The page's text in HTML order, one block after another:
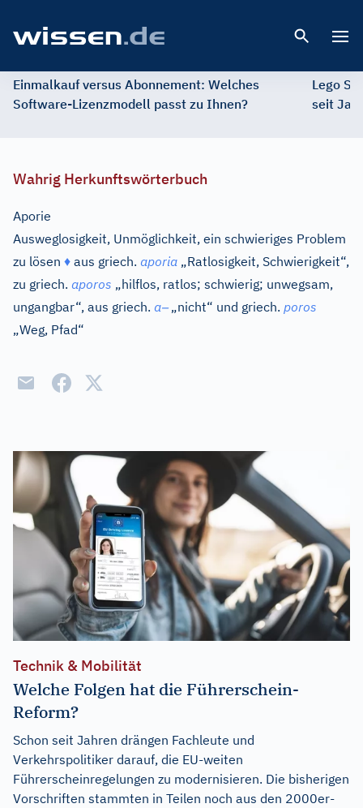
Einmalkauf versus Abonnement: Welches
Software-Lizenzmodell passt zu Ihnen?
Lego
seit
Wahrig Herkunftswörterbuch
Aporie
Ausweglosigkeit, Unmöglichkeit, ein schwieriges Problem
zu lösen ♦ aus griech. aporia „Ratlosigkeit, Schwierigkeit“,
zu griech. aporos „hilflos, ratlos; schwierig; unwegsam,
ungangbar“, aus griech. a–„nicht“ und griech. poros
„Weg, Pfad“
Technik & Mobilität
Welche Folgen hat die Führerschein-
Reform?
Schon seit Jahren drängen Fachleute und
Verkehrspolitiker darauf, die EU-weiten
Führerscheinregelungen zu modernisieren. Die bisherigen
Vorschriften stammten in Teilen noch aus den 2000er-